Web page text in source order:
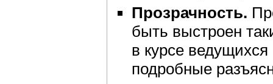
Прозрачность.
быть выстроен
в курсе ведущихся
подробные